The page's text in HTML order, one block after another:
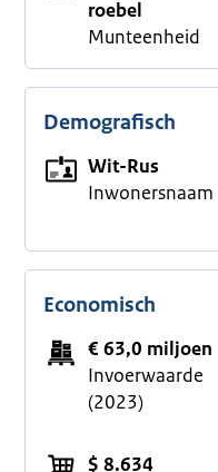
roebel
Munteenheid
Demografisch
Wit-Rus
Inwonersnaam
Economisch
€ 63,0 miljoen
Invoerwaarde
(2023)
$ 8.634